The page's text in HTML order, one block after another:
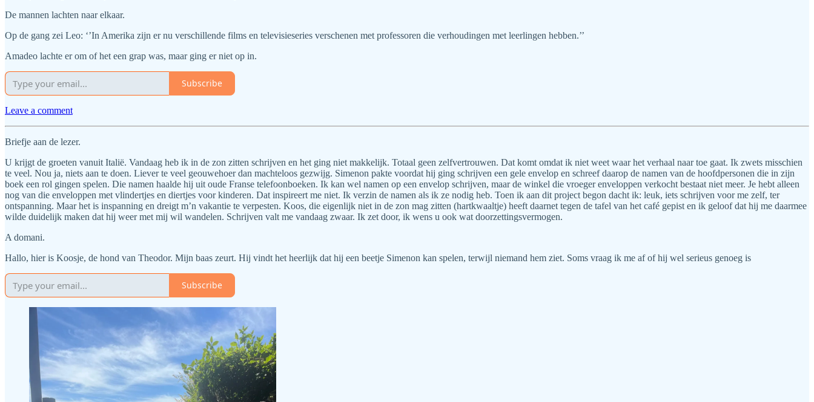
De mannen lachten naar elkaar.
Op de gang zei Leo: ‘’In Amerika zijn er nu verschillende films en televisieseries verschenen met professoren die verhoudingen met leerlingen hebben.’’
Amadeo lachte er om of het een grap was, maar ging er niet op in.
Subscribe
Leave a comment
Briefje aan de lezer.
U krijgt de groeten vanuit Italië. Vandaag heb ik in de zon zitten schrijven en het ging niet makkelijk. Totaal geen zelfvertrouwen. Dat komt omdat ik niet weet waar het verhaal naar toe gaat. Ik zwets misschien
te veel. Nou ja, niets aan te doen. Liever te veel geouwehoer dan machteloos gezwijg. Simenon pakte voordat hij ging schrijven een gele envelop en schreef daarop de namen van de hoofdpersonen die in zijn
boek een rol gingen spelen. Die namen haalde hij uit oude Franse telefoonboeken. Ik kan wel namen op een envelop schrijven, maar de winkel die vroeger enveloppen verkocht bestaat niet meer. Je hebt alleen
nog van die enveloppen met vlindertjes en diertjes voor kinderen. Dat inspireert me niet. Ik verzin de namen als ik ze nodig heb. Toen ik aan dit project begon dacht ik: leuk, iets schrijven voor me zelf, ter
ontspanning. Maar het is inspanning en dreigt m’n vakantie te verpesten. Koos, die eigenlijk niet in de zon mag zitten (hartkwaaltje) heeft daarnet tegen de tafel van het café gepist en ik geloof dat hij me daarmee
wilde duidelijk maken dat hij weer met mij wil wandelen. Schrijven valt me vandaag zwaar. Ik zet door, ik wens u ook wat doorzettingsvermogen.
A domani.
Hallo, hier is Koosje, de hond van Theodor. Mijn baas zeurt. Hij vindt het heerlijk dat hij een beetje Simenon kan spelen, terwijl niemand hem ziet. Soms vraag ik me af of hij wel serieus genoeg is
Subscribe